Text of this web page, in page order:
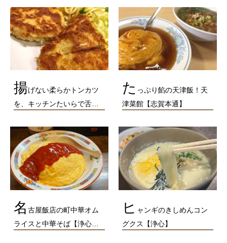
揚げない柔らかトンカツ
を、キッチンたいらで舌…
た っぷり餡の天津飯！天
津菜館【志賀本通】
名 古屋飯店の町中華オム
ライスと中華そば【浄心…
ヒ ャンギのきしめんコン
グクス【浄心】